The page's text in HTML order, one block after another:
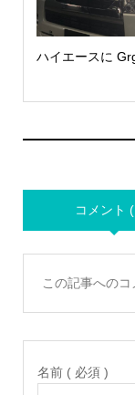
ハイエースに
コメント
この記事へのコ
名前 ( 必須 )